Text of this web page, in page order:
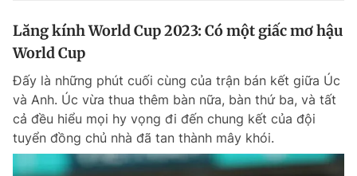
Lăng kính World Cup 2023: Có một giấc mơ hậu
World Cup
Đấy là những phút cuối cùng của trận bán kết giữa Úc
và Anh. Úc vừa thua thêm bàn nữa, bàn thứ ba, và tất
cả đều hiểu mọi hy vọng đi đến chung kết của đội
tuyển đồng chủ nhà đã tan thành mây khói.